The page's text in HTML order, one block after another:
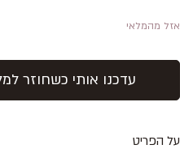
אזל מהמלאי
עדכנו אותי כשחוזר
על הפריט